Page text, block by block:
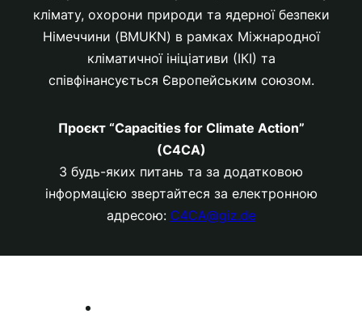
клімату, охорони природи та ядерної безпеки
Німеччини (BMUKN) в рамках Міжнародної
кліматичної ініціативи (ІКІ) та
співфінансується Європейським союзом.
Проєкт “Capacities for Climate Action”
(C4CA)
З будь-яких питань та за додатковою
інформацією звертайтеся за електронною
адресою: C4CA@giz.de